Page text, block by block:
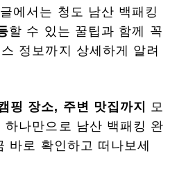
에서는 청도 남산 백패킹
할 수 있는 꿀팁과 함께 꼭
정보까지 상세하게 알려
핑 장소, 주변 맛집까지 모
하나만으로 남산 백패킹 완
바로 확인하고 떠나보세